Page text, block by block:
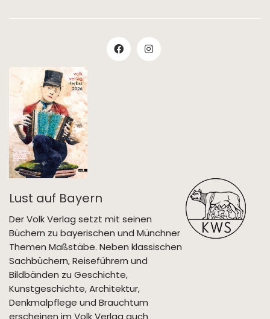
Lust auf Bayern
Der Volk Verlag setzt mit seinen
Büchern zu bayerischen und Münchner
Themen Maßstäbe. Neben klassischen
Sachbüchern, Reiseführern und
Bildbänden zu Geschichte,
Kunstgeschichte, Architektur,
Denkmalpflege und Brauchtum
erscheinen im Volk Verlag auch